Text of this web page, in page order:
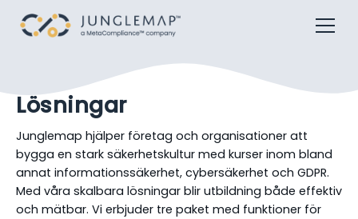
Lösningar
Junglemap hjälper företag och organisationer att
bygga en stark säkerhetskultur med kurser inom bland
annat informationssäkerhet, cybersäkerhet och GDPR.
Med våra skalbara lösningar blir utbildning både effektiv
och mätbar. Vi erbjuder tre paket med funktioner för